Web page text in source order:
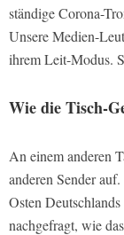
ständige Corona-
Unsere Medien-
ihrem Leit-Modus.
Wie die Tisch-
An einem anderen
anderen Sender
Osten
nachgefragt, wie